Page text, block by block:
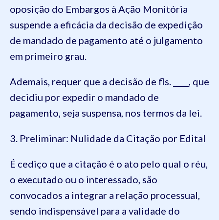
oposição do Embargos à Ação Monitória
suspende a eficácia da decisão de expedição
de mandado de pagamento até o julgamento
em primeiro grau.
Ademais, requer que a decisão de fls. ____, que
decidiu por expedir o mandado de
pagamento, seja suspensa, nos termos da lei.
3. Preliminar: Nulidade da Citação por Edital
É cediço que a citação é o ato pelo qual o réu,
o executado ou o interessado, são
convocados a integrar a relação processual,
sendo indispensável para a validade do